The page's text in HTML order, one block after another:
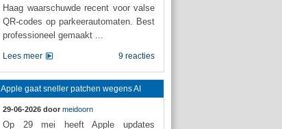
Haag waarschuwde recent voor valse
QR-codes op parkeerautomaten. Best
professioneel gemaakt ...
9 reacties
Lees meer
Apple gaat sneller patchen wegens AI
29-06-2026 door meidoorn
Op 29 mei heeft Apple updates